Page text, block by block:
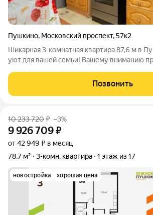
Пушкино, Московский проспект,57к2
Шикарная 3-комнатная квартира 87,6 м в Пушкино
уют для вашей семьи! Вашему вниманию
квартира в добротном кирпичном доме.
формата «заезжай и живи» с
Позвонить
10 233 720₽ –3%
9 926 709₽
от 42 949 ₽ в месяц
78,7 м²
3-комн. квартира 1 этаж из 17
новостройка хорошая цена